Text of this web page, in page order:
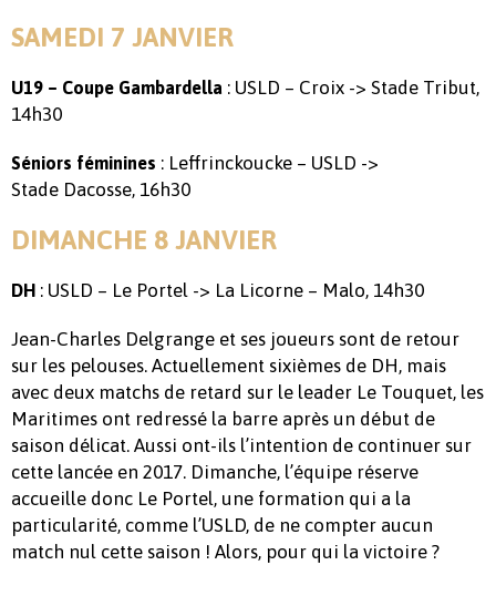
SAMEDI 7 JANVIER
U19 – Coupe Gambardella : USLD – Croix -> Stade Tribut,
14h30
Séniors féminines : Leffrinckoucke – USLD ->
Stade Dacosse, 16h30
DIMANCHE 8 JANVIER
DH : USLD – Le Portel -> La Licorne – Malo, 14h30
Jean-Charles Delgrange et ses joueurs sont de retour
sur les pelouses. Actuellement sixièmes de DH, mais
avec deux matchs de retard sur le leader Le Touquet, les
Maritimes ont redressé la barre après un début de
saison délicat. Aussi ont-ils l’intention de continuer sur
cette lancée en 2017. Dimanche, l’équipe réserve
accueille donc Le Portel, une formation qui a la
particularité, comme l’USLD, de ne compter aucun
match nul cette saison ! Alors, pour qui la victoire ?